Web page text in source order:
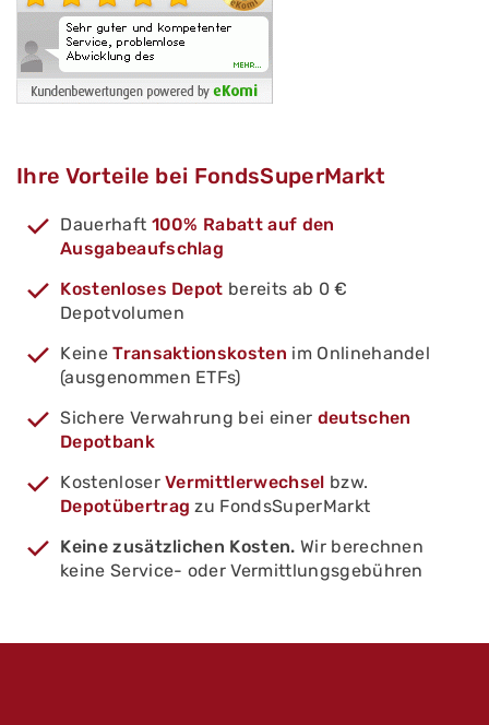
Ihre Vorteile bei FondsSuperMarkt
Dauerhaft 100% Rabatt auf den
Ausgabeaufschlag
Kostenloses Depot bereits ab 0 €
Depotvolumen
KeineTransaktionskosten im Onlinehandel
(ausgenommen ETFs)
Sichere Verwahrung bei einer deutschen
Depotbank
KostenloserVermittlerwechsel bzw.
Depotübertrag zu FondsSuperMarkt
Keine zusätzlichen Kosten. Wir berechnen
keine Service- oder Vermittlungsgebühren